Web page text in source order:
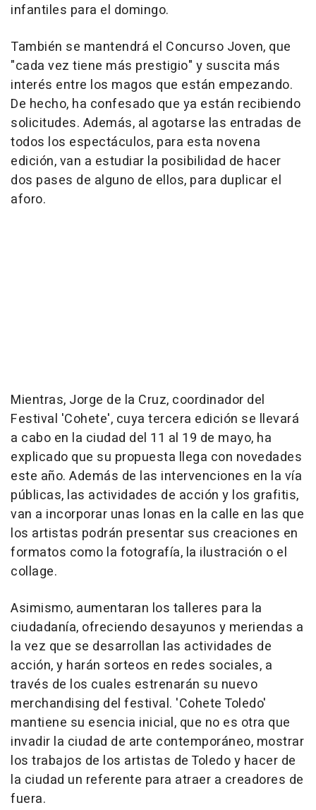
infantiles para el domingo.
También se mantendrá el Concurso Joven, que
"cada vez tiene más prestigio" y suscita más
interés entre los magos que están empezando.
De hecho, ha confesado que ya están recibiendo
solicitudes. Además, al agotarse las entradas de
todos los espectáculos, para esta novena
edición, van a estudiar la posibilidad de hacer
dos pases de alguno de ellos, para duplicar el
aforo.
Mientras, Jorge de la Cruz, coordinador del
Festival 'Cohete', cuya tercera edición se llevará
a cabo en la ciudad del 11 al 19 de mayo, ha
explicado que su propuesta llega con novedades
este año. Además de las intervenciones en la vía
públicas, las actividades de acción y los grafitis,
van a incorporar unas lonas en la calle en las que
los artistas podrán presentar sus creaciones en
formatos como la fotografía, la ilustración o el
collage.
Asimismo, aumentaran los talleres para la
ciudadanía, ofreciendo desayunos y meriendas a
la vez que se desarrollan las actividades de
acción, y harán sorteos en redes sociales, a
través de los cuales estrenarán su nuevo
merchandising del festival. 'Cohete Toledo'
mantiene su esencia inicial, que no es otra que
invadir la ciudad de arte contemporáneo, mostrar
los trabajos de los artistas de Toledo y hacer de
la ciudad un referente para atraer a creadores de
fuera.